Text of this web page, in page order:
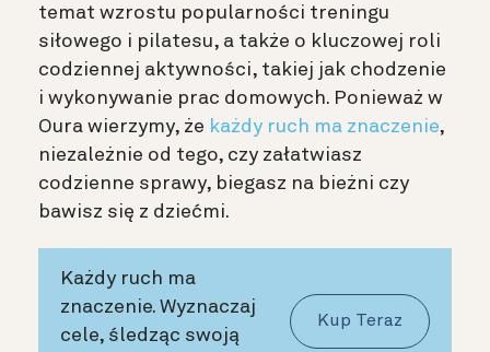
temat wzrostu popularności treningu
siłowego i pilatesu, a także o kluczowej roli
codziennej aktywności, takiej jak chodzenie
i wykonywanie prac domowych. Ponieważ w
Oura wierzymy, że każdy ruch ma znaczenie,
niezależnie od tego, czy załatwiasz
codzienne sprawy, biegasz na bieżni czy
bawisz się z dziećmi.
Każdy ruch ma
znaczenie. Wyznaczaj
cele, śledząc swoją
Kup Teraz